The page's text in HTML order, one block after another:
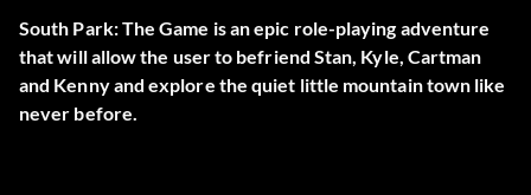
South Park: The Game is an epic role-playing adventure
that will allow the user to befriend Stan, Kyle, Cartman
and Kenny and explore the quiet little mountain town like
never before.